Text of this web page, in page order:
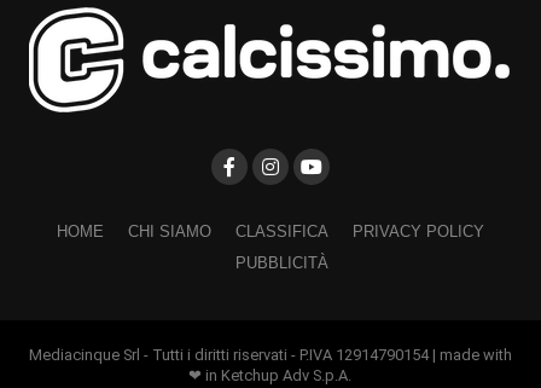
HOME CHI SIAMO CLASSIFICA
PRIVACY POLICY
PUBBLICITÀ
Mediacinque Srl - Tutti i diritti riservati - P.IVA 12914790154 | made with
❤ in Ketchup Adv S.p.A.